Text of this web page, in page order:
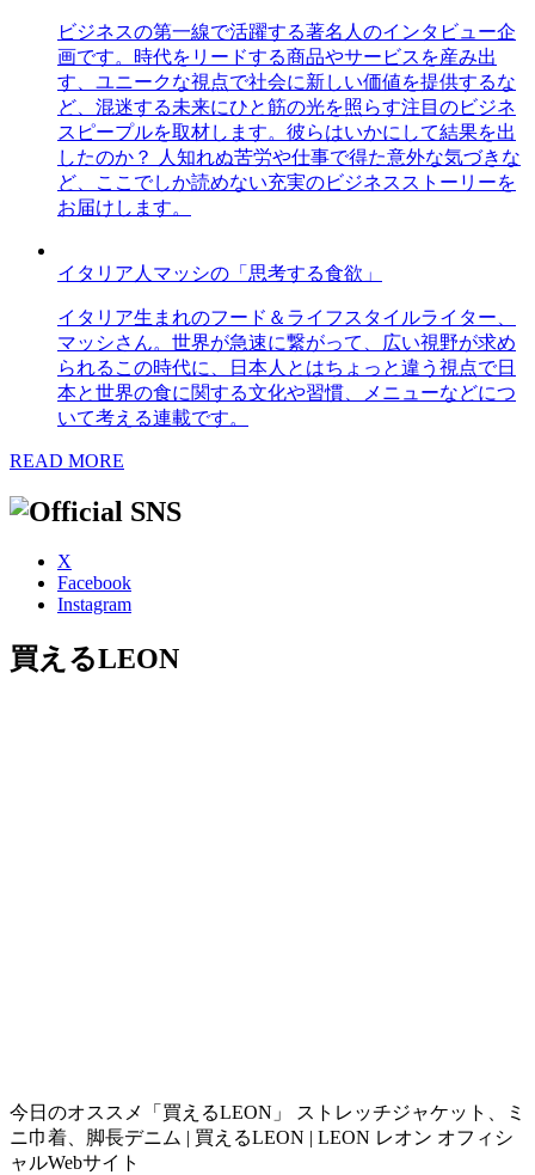
ビジネスの第一線で活躍する著名人のインタビュー企
画です。時代をリードする商品やサービスを産み出
す、ユニークな視点で社会に新しい価値を提供するな
ど、混迷する未来にひと筋の光を照らす注目のビジネ
スピープルを取材します。彼らはいかにして結果を出
したのか？ 人知れぬ苦労や仕事で得た意外な気づきな
ど、ここでしか読めない充実のビジネスストーリーを
お届けします。
イタリア人マッシの「思考する食欲」
イタリア生まれのフード＆ライフスタイルライター、
マッシさん。世界が急速に繋がって、広い視野が求め
られるこの時代に、日本人とはちょっと違う視点で日
本と世界の食に関する文化や習慣、メニューなどにつ
いて考える連載です。
READ MORE
X
Facebook
Instagram
買えるLEON
今日のオススメ「買えるLEON」 ストレッチジャケット、ミ
ニ巾着、脚長デニム | 買えるLEON | LEON レオン オフィシ
ャルWebサイト